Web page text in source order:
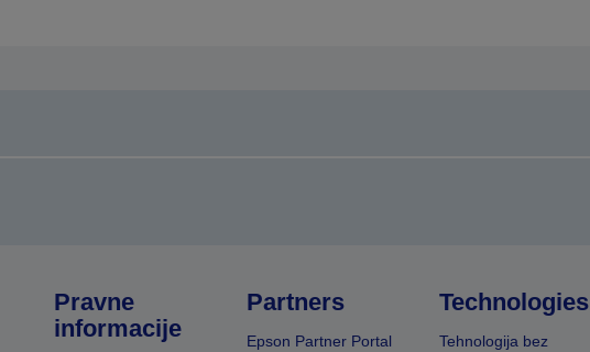
Pravne
informacije
Partners
Epson Partner Portal
Technologies
Tehnologija bez